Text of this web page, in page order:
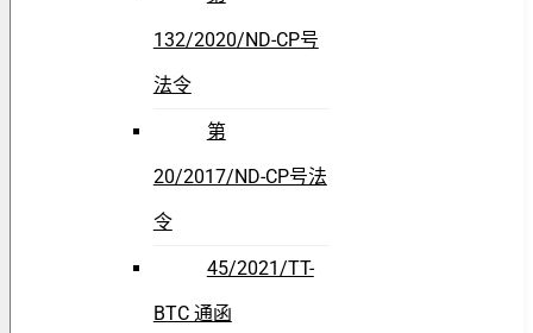
132/2020/ND-CP号
法令
第
20/2017/ND-CP号法
令
45/2021/TT-
BTC 通函